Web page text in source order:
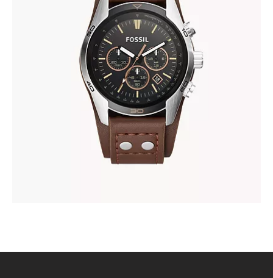
FOSSIL CH2891
345.00 KM